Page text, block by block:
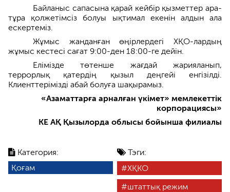
Категория:
Қоғам
Тэги:
ХҚКО
штаттық режим
Байланыс сапасына қарай кейбір қызметтер ара-
тұра қолжетімсіз болуы ықтимал екенін алдын ала
ескертеміз.
Жұмыс жанданған өңірлердегі ХҚО-лардың
жұмыс кестесі сағат 9:00-ден 18:00-ге дейін.
Елімізде төтенше жағдай жарияланып,
террорлық қатердің қызыл деңгейі енгізілді.
Клиенттерімізді абай болуға шақырамыз.
«Азаматтарға арналған үкімет» мемлекеттік
корпорациясы»
КЕ АҚ Қызылорда облысы бойынша филиалы